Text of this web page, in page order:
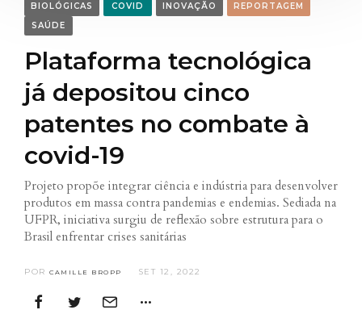
BIOLÓGICAS COVID INOVAÇÃO
REPORTAGEM
SAÚDE
Plataforma tecnológica
já depositou cinco
patentes no combate à
covid-19
Projeto propõe integrar ciência e indústria para desenvolver
produtos em massa contra pandemias e endemias. Sediada na
UFPR, iniciativa surgiu de reflexão sobre estrutura para o
Brasil enfrentar crises sanitárias
POR CAMILLE BROPP SET 12, 2022